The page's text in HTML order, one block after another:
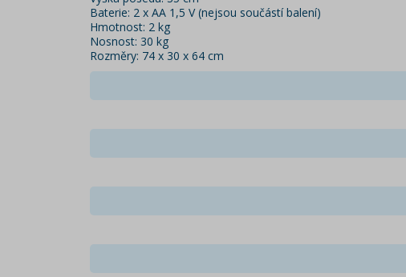
Baterie: 2 x AA 1,5 V (nejsou součástí balení)
Hmotnost: 2 kg
Nosnost: 30 kg
Rozměry: 74 x 30 x 64 cm